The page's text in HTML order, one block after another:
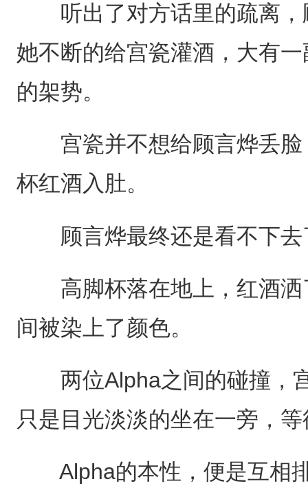
听出了对方话里的疏离，
她不断的给宫瓷灌酒，大有
的架势。
宫瓷并不想给顾言烨丢脸
杯红酒入肚。
顾言烨最终还是看不下去
高脚杯落在地上，红酒洒
间被染上了颜色。
两位Alpha之间的碰撞，
只是目光淡淡的坐在一旁，
Alpha的本性，便是互相